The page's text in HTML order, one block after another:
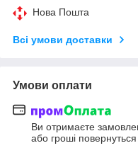
Нова Пошта
Всі умови доставки
Умови оплати
Ви отримаєте
або гроші